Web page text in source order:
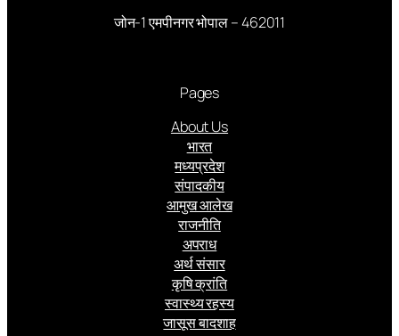
जोन-1 एमपीनगर भोपाल – 462011
Pages
About Us
भारत
मध्यप्रदेश
संपादकीय
आमुख आलेख
राजनीति
अपराध
अर्थ संसार
कृषि क्रांति
स्वास्थ्य रहस्य
जासूस बादशाह